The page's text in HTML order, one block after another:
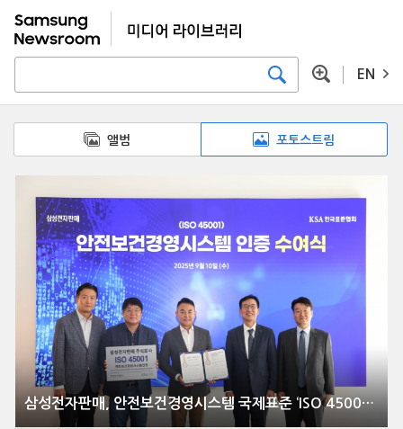
EN
앨범 포토스트림
삼성전자판매, 안전보건경영시스템 국제표준 ‘ISO 45001’ 획득